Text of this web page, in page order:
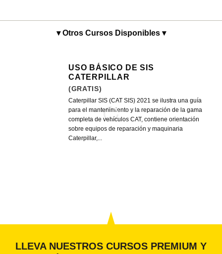
▾ Otros Cursos Disponibles ▾
USO BÁSICO DE SIS
CATERPILLAR
(GRATIS)
Caterpillar SIS (CAT SIS) 2021 se ilustra una guía
para el mantenimiento y la reparación de la gama
completa de vehículos CAT, contiene orientación
sobre equipos de reparación y maquinaria
Caterpillar,...
LLEVA NUESTROS CURSOS PREMIUM Y